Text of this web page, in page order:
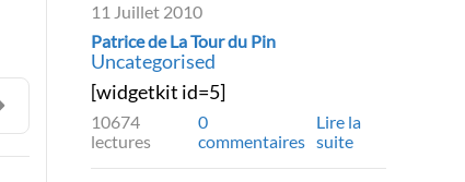
11 Juillet 2010
Patrice de La Tour du Pin
Uncategorised
[widgetkit id=5]
10674
lectures
0
commentaires
Lire la
suite